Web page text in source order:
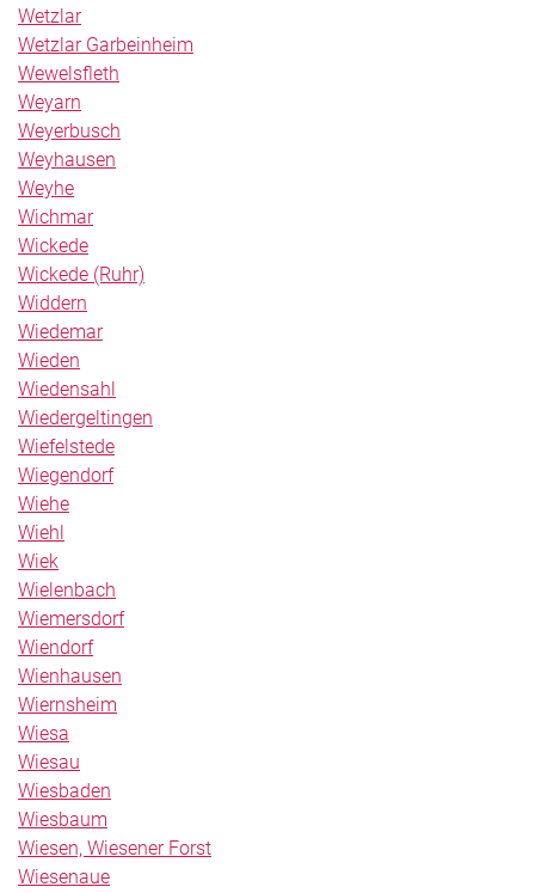
Wetzlar
Wetzlar Garbeinheim
Wewelsfleth
Weyarn
Weyerbusch
Weyhausen
Weyhe
Wichmar
Wickede
Wickede (Ruhr)
Widdern
Wiedemar
Wieden
Wiedensahl
Wiedergeltingen
Wiefelstede
Wiegendorf
Wiehe
Wiehl
Wiek
Wielenbach
Wiemersdorf
Wiendorf
Wienhausen
Wiernsheim
Wiesa
Wiesau
Wiesbaden
Wiesbaum
Wiesen, Wiesener Forst
Wiesenaue